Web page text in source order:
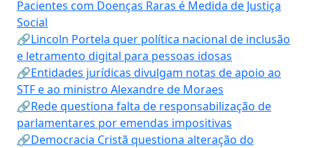
Pacientes com Doenças Raras é Medida de Justiça
Social
🔗Lincoln Portela quer política nacional de inclusão
e letramento digital para pessoas idosas
🔗Entidades jurídicas divulgam notas de apoio ao
STF e ao ministro Alexandre de Moraes
🔗Rede questiona falta de responsabilização de
parlamentares por emendas impositivas
🔗Democracia Cristã questiona alteração do